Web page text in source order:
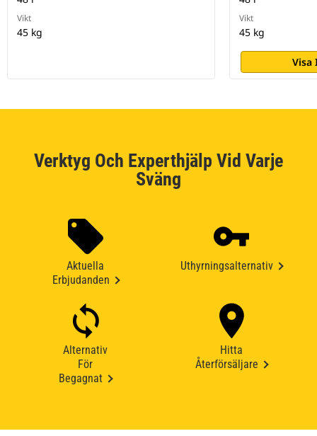
Vikt
45 kg
Vikt
45 kg
Visa
Verktyg Och Experthjälp Vid Varje
Sväng
Aktuella
Erbjudanden
Uthyrningsalternativ
Alternativ
För
Begagnat
Hitta
Återförsäljare